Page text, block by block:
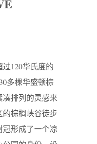
120华氏度的
多棵华盛顿棕
排列的灵感来
棕榈峡谷徒步
形成了一个凉